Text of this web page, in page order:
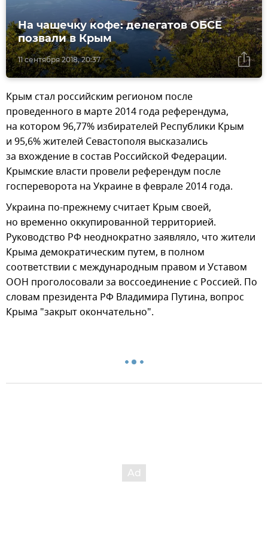
11 сентября 2018, 20:37
На чашечку кофе: делегатов ОБСЕ
позвали в Крым
Крым стал российским регионом после
проведенного в марте 2014 года референдума,
на котором 96,77% избирателей Республики Крым
и 95,6% жителей Севастополя высказались
за вхождение в состав Российской Федерации.
Крымские власти провели референдум после
госпереворота на Украине в феврале 2014 года.
Украина по-прежнему считает Крым своей,
но временно оккупированной территорией.
Руководство РФ неоднократно заявляло, что жители
Крыма демократическим путем, в полном
соответствии с международным правом и Уставом
ООН проголосовали за воссоединение с Россией. По
словам президента РФ Владимира Путина, вопрос
Крыма "закрыт окончательно".